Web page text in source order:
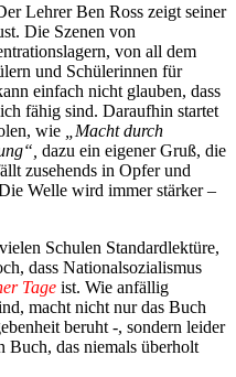
Lehrer Ben Ross zeigt seiner
Die Szenen von
von all dem
und Schülerinnen für
einfach nicht glauben, dass
fähig sind. Daraufhin startet
wie
„Macht durch
dazu ein eigener Gruß, die
zusehends in Opfer und
Welle wird immer stärker –
Schulen Standardlektüre,
dass Nationalsozialismus
Tage ist. Wie anfällig
macht nicht nur das Buch
beruht -, sondern leider
Buch, das niemals überholt